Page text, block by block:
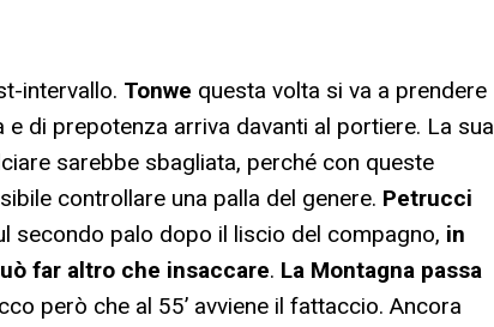
intervallo. Tonwe questa volta si va a prendere
di prepotenza arriva davanti al portiere. La sua
sarebbe sbagliata, perché con queste
controllare una palla del genere. Petrucci
secondo palo dopo il liscio del compagno, in
far altro che insaccare. La Montagna passa
però che al 55’ avviene il fattaccio. Ancora